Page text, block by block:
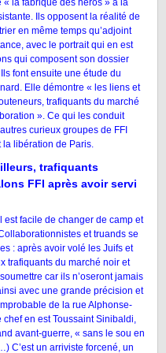
la fabrique des héros » à la
Ils opposent la réalité de
en même temps qu’adjoint
avec le portrait qui en est
qui composent son dossier
font ensuite une étude du
Elle démontre « les liens et
trafiquants du marché
». Ce qui les conduit
curieux groupes de FFI
libération de Paris.
trafiquants
FFI après avoir servi
est facile de changer de camp et
et truands se
: après avoir volé les Juifs et
trafiquants du marché noir et
car ils n’oseront jamais
avec une grande précision et
de la rue Alphonse-
en est Toussaint Sinibaldi,
avant-guerre, « sans le sou en
C’est un arriviste forcené, un